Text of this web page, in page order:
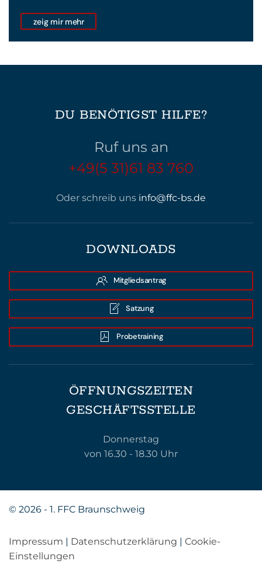
zeig mir mehr
DU BENÖTIGST HILFE?
Ruf uns an
+49(5 31)61 83 760
Oder schreib uns info@ffc-bs.de
DOWNLOADS
Mitgliedsantrag
Satzung
Probetraining
ÖFFNUNGSZEITEN
GESCHÄFTSSTELLE
Donnerstag
von 16.30 - 18.30 Uhr
© 2026 - 1. FFC Braunschweig
Impressum | Datenschutzerklärung | Cookie-
Einstellungen